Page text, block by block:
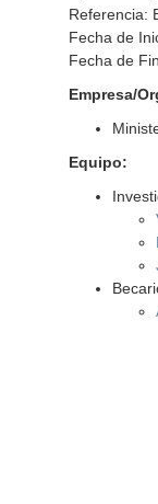
Referencia:
Fecha de
Fecha de
Empresa/
Equipo: